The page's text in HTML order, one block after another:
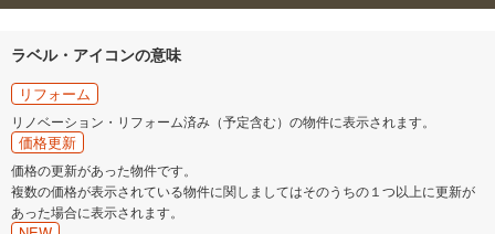
ラベル・アイコンの意味
リフォーム
リノベーション・リフォーム済み（予定含む）の物件に表示されます。
価格更新
価格の更新があった物件です。
複数の価格が表示されている物件に関しましてはそのうちの１つ以上に更新が
あった場合に表示されます。